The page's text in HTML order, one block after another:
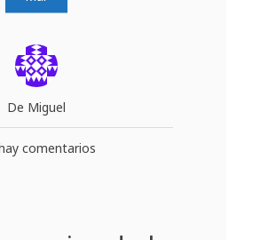
De Miguel
comentarios